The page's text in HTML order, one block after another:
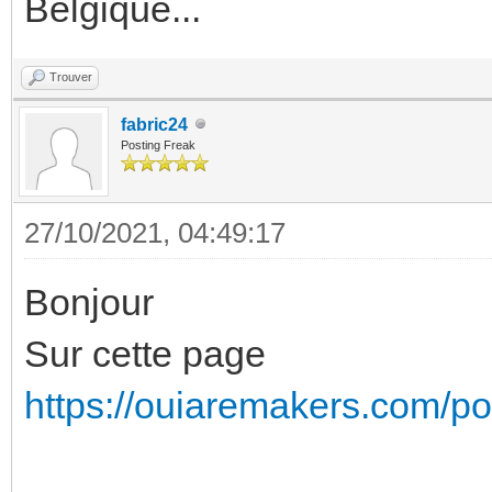
Belgique...
Trouver
fabric24
Posting Freak
27/10/2021, 04:49:17
Bonjour
Sur cette page
https://ouiaremakers.com/